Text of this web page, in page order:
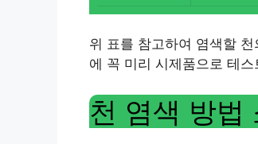
위 표를 참고하여 염색할
에 꼭 미리 시제품으로 테
천 염색 방법